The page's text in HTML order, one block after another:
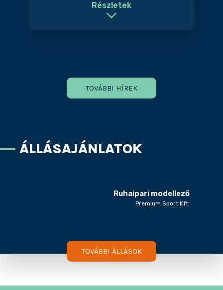
Részletek
TOVÁBBI HÍREK
ÁLLÁSAJÁNLATOK
Ruhaipari modellező
Premium Sport Kft.
TOVÁBBI ÁLLÁSOK